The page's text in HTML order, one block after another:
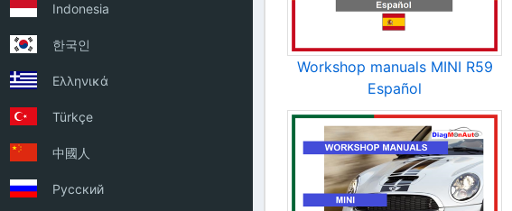
Indonesia
한국인
Ελληνικά
Türkçe
中國人
Русский
Workshop manuals MINI R59
Español